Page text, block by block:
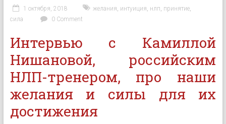
1 октября, 2018 желания, интуиция, нлп, принятие,
сила
0 Comment
Интервью с Камиллой
Нишановой, российским
НЛП-тренером, про наши
желания и силы для их
достижения